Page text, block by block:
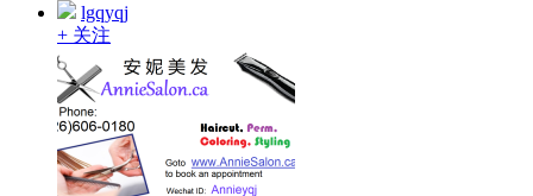
lgqyqj
+ 关注